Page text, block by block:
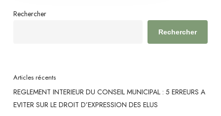
un
Rechercher
Rechercher
Articles récents
REGLEMENT INTERIEUR DU CONSEIL MUNICIPAL : 5 ERREURS A
EVITER SUR LE DROIT D’EXPRESSION DES ELUS